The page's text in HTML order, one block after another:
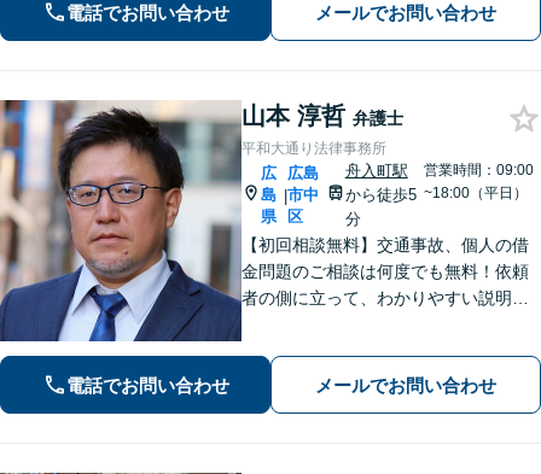
電話でお問い合わせ メールでお問い合わせ
山本 淳哲 弁護士
平和大通り法律事務所
広
島
県
|
広島
市中
区
舟入町駅
から徒歩5
分
営業時間：09:00
~18:00（平日）
【初回相談無料】交通事故、個人の借
金問題のご相談は何度でも無料！依頼
者の側に立って、わかりやすい説明を
軽にご相談ください【WEB面談可】
【広島電鉄舟入町駅・土橋駅徒歩5分】
電話でお問い合わせ メールでお問い合わせ